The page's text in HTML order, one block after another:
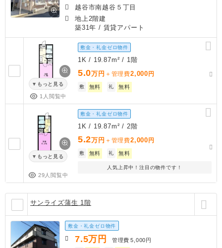
越谷市南越谷５丁目
地上2階建
築31年 / 賃貸アパート
もっと見る
1人閲覧中
敷金・礼金ゼロ物件
1K / 19.87m² / 1階
5.0万円 ＋管理費2,000 円
敷 無料 礼 無料
もっと見る
29人閲覧中
敷金・礼金ゼロ物件
1K / 19.87m² / 2階
5.2万円 ＋管理費2,000 円
敷 無料 礼 無料
人気上昇中！注目の物件です！
サンライズ蒲生 1階
敷金・礼金ゼロ物件
7.5万円 管理費 5,000円